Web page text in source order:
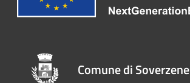
Comune di Soverzene